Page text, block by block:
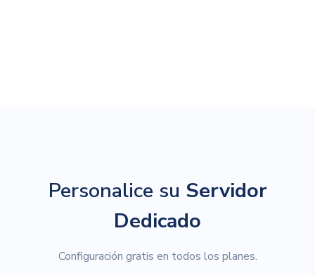
Personalice su Servidor
Dedicado
Configuración gratis en todos los planes.